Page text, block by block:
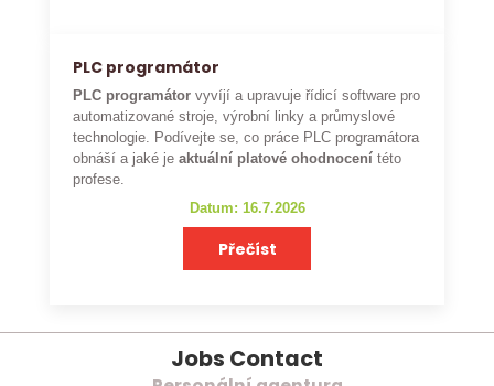
PLC programátor
PLC programátor vyvíjí a upravuje řídicí software pro
automatizované stroje, výrobní linky a průmyslové
technologie. Podívejte se, co práce PLC programátora
obnáší a jaké je aktuální platové ohodnocení této
profese.
Datum: 16.7.2026
Přečíst
Jobs Contact